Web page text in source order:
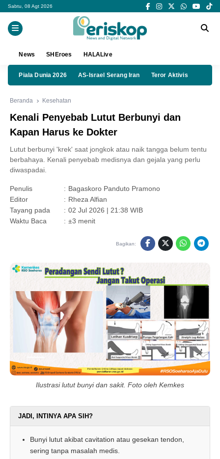
Sabtu, 08 Agt 2026
News SHEroes HALALive
Piala Dunia 2026 AS-Israel Serang Iran Teror Aktivis
Beranda Kesehatan
Kenali Penyebab Lutut Berbunyi dan
Kapan Harus ke Dokter
Lutut berbunyi 'krek' saat jongkok atau naik tangga belum tentu
berbahaya. Kenali penyebab medisnya dan gejala yang perlu
diwaspadai.
Penulis : Bagaskoro Panduto Pramono
Editor
: Rheza Alfian
Tayang pada
: 02 Jul 2026 | 21:38 WIB
Waktu Baca
: ±3 menit
Bagikan:
Ilustrasi lutut bunyi dan sakit. Foto oleh Kemkes
JADI, INTINYA APA SIH?
Bunyi lutut akibat cavitation atau gesekan tendon,
sering tanpa masalah medis.